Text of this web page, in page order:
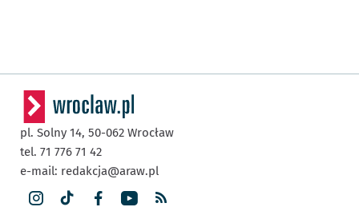
pl. Solny 14, 50-062 Wrocław
tel. 71 776 71 42
e-mail: redakcja@araw.pl